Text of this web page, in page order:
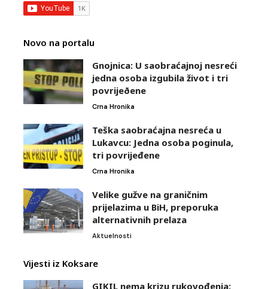
Novo na portalu
Gnojnica: U saobraćajnoj nesreći
jedna osoba izgubila život i tri
povrijeðene
Crna Hronika
Teška saobraćajna nesreća u
Lukavcu: Jedna osoba poginula,
tri povrijeđene
Crna Hronika
Velike gužve na graničnim
prijelazima u BiH, preporuka
alternativnih prelaza
Aktuelnosti
Vijesti iz Koksare
GIKIL nema krizu rukovođenja: